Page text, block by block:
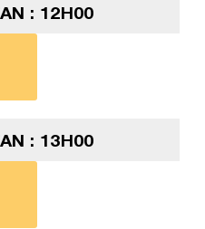
: 12H00
: 13H00